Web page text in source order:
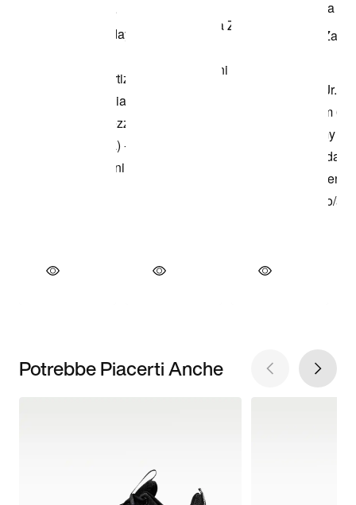
Potrebbe Piacerti Anche